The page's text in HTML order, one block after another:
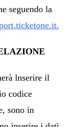
seguendo la
lnserire il
codice
sono in